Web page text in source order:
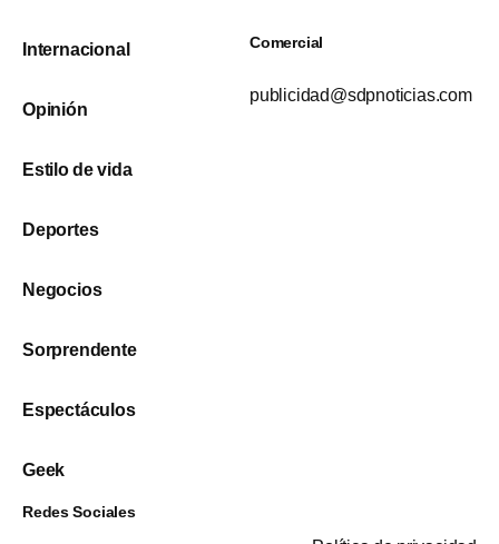
Internacional
Opinión
Estilo de vida
Deportes
Negocios
Sorprendente
Espectáculos
Geek
Comercial
publicidad@sdpnoticias.com
Redes Sociales